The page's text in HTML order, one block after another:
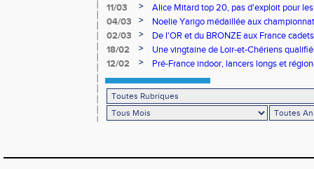
11/03
>
Alice Mitard top 20, pas d'exploit pour
04/03
>
Noelie Yarigo médaillée aux
02/03
>
De l'OR et du BRONZE aux France
18/02
>
Une vingtaine de Loir-et-Chériens
12/02
> Pré-France indoor, lancers longs et